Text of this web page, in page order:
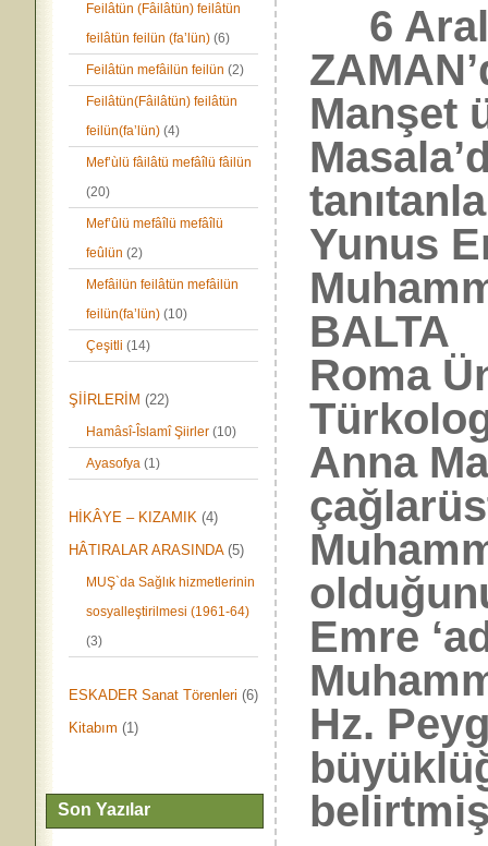
Feilâtün (Fâilâtün) feilâtün
feilâtün feilün (fa’lün) (6)
Feilâtün mefâilün feilün (2)
Feilâtün(Fâilâtün) feilâtün
feilün(fa’lün) (4)
Mef’ùlü fâilâtü mefâîlü fâilün
(20)
Mef’ûlü mefâîlü mefâîlü
feûlün (2)
Mefâilün feilâtün mefâilün
feilün(fa’lün) (10)
Çeşitli (14)
ŞİİRLERİM (22)
Hamâsî-Îslamî Şiirler (10)
Ayasofya (1)
HİKÂYE – KIZAMIK (4)
HÂTIRALAR ARASINDA(5)
MUŞ`da Sağlık hizmetlerinin
sosyalleştirilmesi (1961-64)
(3)
ESKADER Sanat Törenleri (6)
Kitabım (1)
Son Yazılar
6
Manşet
Yunus
BALTA
Roma
Anna
Emre
Hz.